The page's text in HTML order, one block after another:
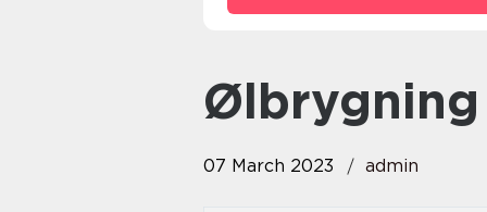
ølbrygning
07 March 2023 admin